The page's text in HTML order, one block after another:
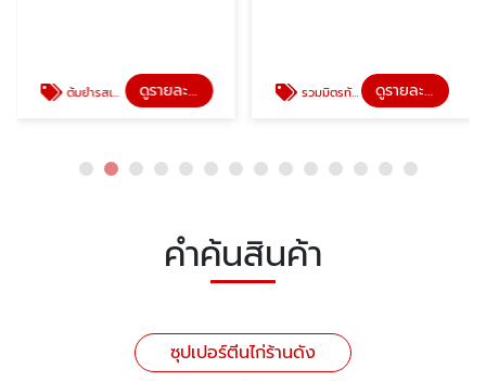
ต้มยำรสเด็ดเปิดดึก ดูรายละเอียด รวมมิตรทับทิมกรอบใกล้ฉัน ดูรายละเอียด
คำค้นสินค้า
ซุปเปอร์ตีนไก่ร้านดัง